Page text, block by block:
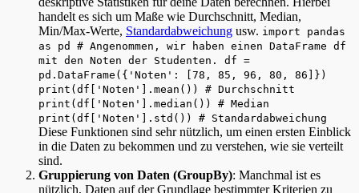
handelt es sich um Maße wie Durchschnitt, Median,
Min/Max-Werte, Standardabweichung usw. import pandas
as pd # Angenommen, wir haben einen DataFrame df
mit den Noten der Studenten. df =
pd.DataFrame({'Noten': [78, 85, 96, 80, 86]})
print(df['Noten'].mean()) # Durchschnitt
print(df['Noten'].median()) # Median
print(df['Noten'].std()) # Standardabweichung
Diese Funktionen sind sehr nützlich, um einen ersten Einblick
in die Daten zu bekommen und zu verstehen, wie sie verteilt
sind.
Gruppierung von Daten (GroupBy): Manchmal ist es
nützlich, Daten auf der Grundlage bestimmter Kriterien zu